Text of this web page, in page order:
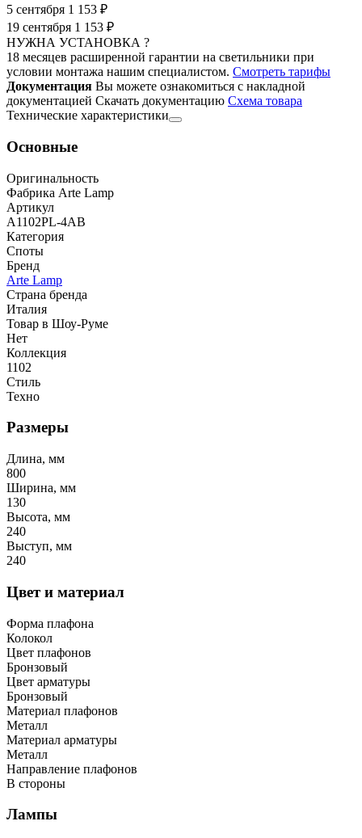
5 сентября 1 153 ₽
19 сентября 1 153 ₽
НУЖНА УСТАНОВКА ?
18 месяцев расширенной гарантии на светильники при
условии монтажа нашим специалистом. Смотреть тарифы
Документация Вы можете ознакомиться с накладной
документацией Скачать документацию Cхема товара
Технические характеристики
Основные
Оригинальность
Фабрика Arte Lamp
Артикул
A1102PL-4AB
Категория
Споты
Бренд
Arte Lamp
Страна бренда
Италия
Товар в Шоу-Руме
Нет
Коллекция
1102
Стиль
Техно
Размеры
Длина, мм
800
Ширина, мм
130
Высота, мм
240
Выступ, мм
240
Цвет и материал
Форма плафона
Колокол
Цвет плафонов
Бронзовый
Цвет арматуры
Бронзовый
Материал плафонов
Металл
Материал арматуры
Металл
Направление плафонов
В стороны
Лампы